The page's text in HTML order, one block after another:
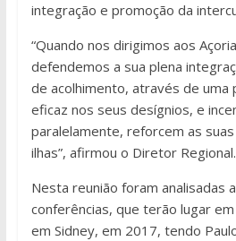
integração e promoção da
“Quando nos dirigimos aos
defendemos a sua plena
de acolhimento, através de uma
eficaz nos seus desígnios, e
paralelamente, reforcem as
ilhas”, afirmou o Diretor Regional.
Nesta reunião foram analisadas
conferências, que terão lugar
em Sidney, em 2017, tendo